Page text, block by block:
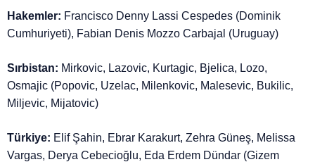
Hakemler: Francisco Denny Lassi Cespedes (Dominik
Cumhuriyeti), Fabian Denis Mozzo Carbajal (Uruguay)
Sırbistan: Mirkovic, Lazovic, Kurtagic, Bjelica, Lozo,
Osmajic (Popovic, Uzelac, Milenkovic, Malesevic, Bukilic,
Miljevic, Mijatovic)
Türkiye: Elif Şahin, Ebrar Karakurt, Zehra Güneş, Melissa
Vargas, Derya Cebecioğlu, Eda Erdem Dündar (Gizem